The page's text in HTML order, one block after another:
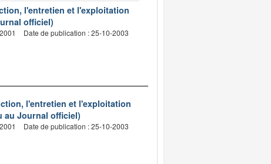
l'entretien et l'exploitation
officiel)
Date de publication : 25-10-2003
l'entretien et l'exploitation
au Journal officiel)
Date de publication : 25-10-2003